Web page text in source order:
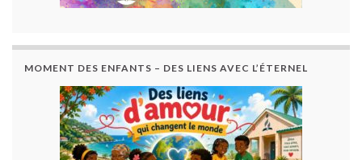
MOMENT DES ENFANTS – DES LIENS AVEC L’ÉTERNEL